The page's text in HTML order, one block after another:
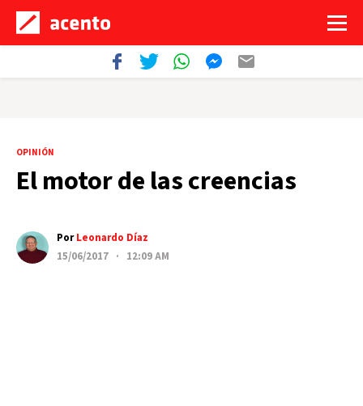
OPINIÓN
El motor de las creencias
PorLeonardo Díaz
15/06/2017 · 12:09 AM